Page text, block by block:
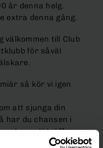
år denna helg.
extra denna gång.
välkommen till Club
för såväl
så kör vi igen
att sjunga din
har du chansen i
om att träffa
kanske rentutav